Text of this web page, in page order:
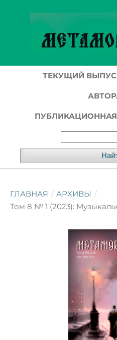
ТЕКУЩИЙ
ГЛАВНАЯ / АРХИВЫ /
Том 8 № 1 (2023):